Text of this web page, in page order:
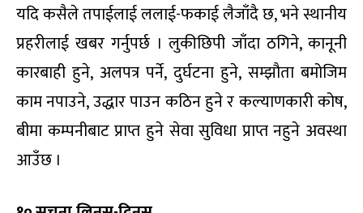
यदि कसैले तपाईलाई ललाई-फकाई लैजाँदै छ, भने स्थानीय
प्रहरीलाई खबर गर्नुपर्छ । लुकीछिपी जाँदा ठगिने, कानूनी
कारबाही हुने, अलपत्र पर्ने, दुर्घटना हुने, सम्झौता बमोजिम
काम नपाउने, उद्धार पाउन कठिन हुने र कल्याणकारी कोष,
बीमा कम्पनीबाट प्राप्त हुने सेवा सुविधा प्राप्त नहुने अवस्था
आउँछ ।